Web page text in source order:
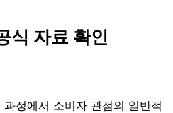
식 자료 확인
정에서 소비자 관점의 일반적